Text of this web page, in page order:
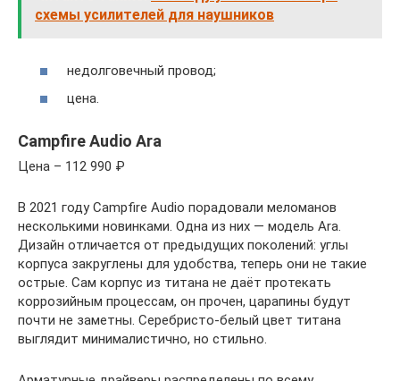
схемы усилителей для наушников
недолговечный провод;
цена.
Campfire Audio Ara
Цена – 112 990 ₽
В 2021 году Campfire Audio порадовали меломанов
несколькими новинками. Одна из них — модель Ara.
Дизайн отличается от предыдущих поколений: углы
корпуса закруглены для удобства, теперь они не такие
острые. Сам корпус из титана не даёт протекать
коррозийным процессам, он прочен, царапины будут
почти не заметны. Серебристо-белый цвет титана
выглядит минималистично, но стильно.